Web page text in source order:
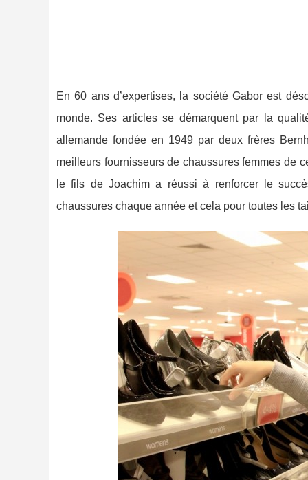
En 60 ans d’expertises, la société Gabor est
monde. Ses articles se démarquent par la
allemande fondée en 1949 par deux frères
meilleurs fournisseurs de chaussures femmes de
le fils de Joachim a réussi à renforcer le
chaussures chaque année et cela pour toutes les